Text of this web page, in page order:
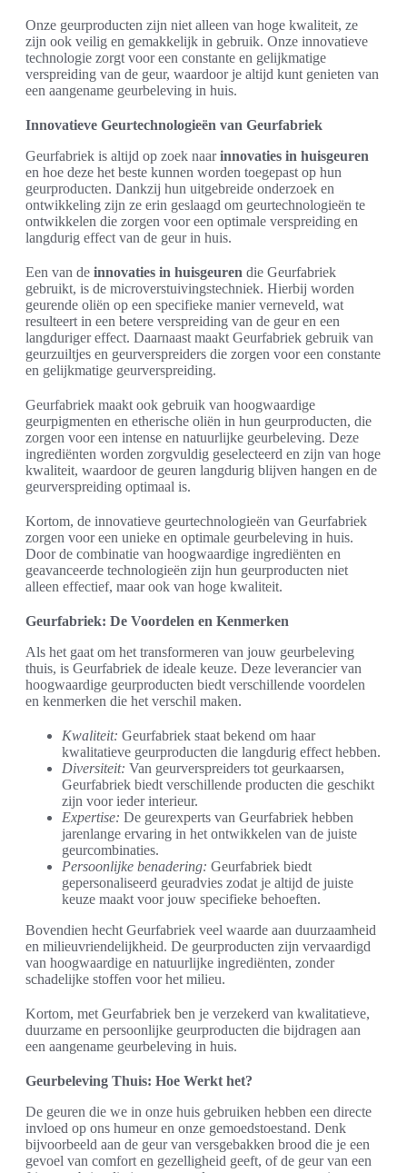
Onze geurproducten zijn niet alleen van hoge kwaliteit, ze
zijn ook veilig en gemakkelijk in gebruik. Onze innovatieve
technologie zorgt voor een constante en gelijkmatige
verspreiding van de geur, waardoor je altijd kunt genieten van
een aangename geurbeleving in huis.
Innovatieve Geurtechnologieën van Geurfabriek
Geurfabriek is altijd op zoek naarinnovaties in huisgeuren
en hoe deze het beste kunnen worden toegepast op hun
geurproducten. Dankzij hun uitgebreide onderzoek en
ontwikkeling zijn ze erin geslaagd om geurtechnologieën te
ontwikkelen die zorgen voor een optimale verspreiding en
langdurig effect van de geur in huis.
Een van de innovaties in huisgeuren die Geurfabriek
gebruikt, is de microverstuivingstechniek. Hierbij worden
geurende oliën op een specifieke manier verneveld, wat
resulteert in een betere verspreiding van de geur en een
langduriger effect. Daarnaast maakt Geurfabriek gebruik van
geurzuiltjes en geurverspreiders die zorgen voor een constante
en gelijkmatige geurverspreiding.
Geurfabriek maakt ook gebruik van hoogwaardige
geurpigmenten en etherische oliën in hun geurproducten, die
zorgen voor een intense en natuurlijke geurbeleving. Deze
ingrediënten worden zorgvuldig geselecteerd en zijn van hoge
kwaliteit, waardoor de geuren langdurig blijven hangen en de
geurverspreiding optimaal is.
Kortom, de innovatieve geurtechnologieën van Geurfabriek
zorgen voor een unieke en optimale geurbeleving in huis.
Door de combinatie van hoogwaardige ingrediënten en
geavanceerde technologieën zijn hun geurproducten niet
alleen effectief, maar ook van hoge kwaliteit.
Geurfabriek: De Voordelen en Kenmerken
Als het gaat om het transformeren van jouw geurbeleving
thuis, is Geurfabriek de ideale keuze. Deze leverancier van
hoogwaardige geurproducten biedt verschillende voordelen
en kenmerken die het verschil maken.
Kwaliteit: Geurfabriek staat bekend om haar
kwalitatieve geurproducten die langdurig effect hebben.
Diversiteit: Van geurverspreiders tot geurkaarsen,
Geurfabriek biedt verschillende producten die geschikt
zijn voor ieder interieur.
Expertise: De geurexperts van Geurfabriek hebben
jarenlange ervaring in het ontwikkelen van de juiste
geurcombinaties.
Persoonlijke benadering: Geurfabriek biedt
gepersonaliseerd geuradvies zodat je altijd de juiste
keuze maakt voor jouw specifieke behoeften.
Bovendien hecht Geurfabriek veel waarde aan duurzaamheid
en milieuvriendelijkheid. De geurproducten zijn vervaardigd
van hoogwaardige en natuurlijke ingrediënten, zonder
schadelijke stoffen voor het milieu.
Kortom, met Geurfabriek ben je verzekerd van kwalitatieve,
duurzame en persoonlijke geurproducten die bijdragen aan
een aangename geurbeleving in huis.
Geurbeleving Thuis: Hoe Werkt het?
De geuren die we in onze huis gebruiken hebben een directe
invloed op ons humeur en onze gemoedstoestand. Denk
bijvoorbeeld aan de geur van versgebakken brood die je een
gevoel van comfort en gezelligheid geeft, of de geur van een